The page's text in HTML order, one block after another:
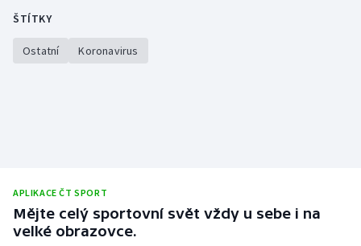
Sportovní střelba
Volejbal
ŠTÍTKY
Ostatní Koronavirus
APLIKACE ČT SPORT
Mějte celý sportovní svět vždy u sebe i na
velké obrazovce.